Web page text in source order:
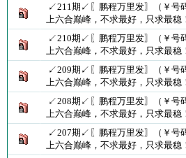
↙211期↙〖鹏程万里发〗（￥号
上六合巅峰，不求最好，只求最稳
↙210期↙〖鹏程万里发〗（￥号
上六合巅峰，不求最好，只求最稳
↙209期↙〖鹏程万里发〗（￥号
上六合巅峰，不求最好，只求最稳
↙208期↙〖鹏程万里发〗（￥号
上六合巅峰，不求最好，只求最稳
↙207期↙〖鹏程万里发〗（￥号
上六合巅峰，不求最好，只求最稳